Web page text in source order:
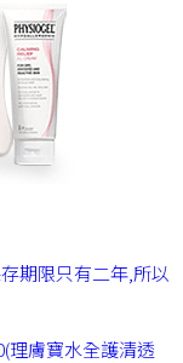
期限只有二年,所以
理膚寶水全護清透